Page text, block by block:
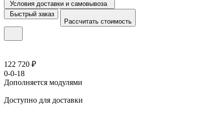
Условия доставки и самовывоза
Быстрый заказ
Рассчитать стоимость
122 720 ₽
0-0-18
Дополняется модулями
Доступно для доставки